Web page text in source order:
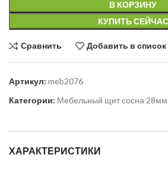
В КОРЗИНУ
КУПИТЬ СЕЙЧАС
Сравнить Добавить в
Артикул: meb2076
Категории: Мебельный щит сосна 28мм
ХАРАКТЕРИСТИКИ